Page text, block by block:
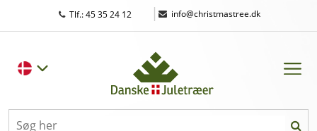
Tlf.: 45 35 24 12 | info@christmastree.dk